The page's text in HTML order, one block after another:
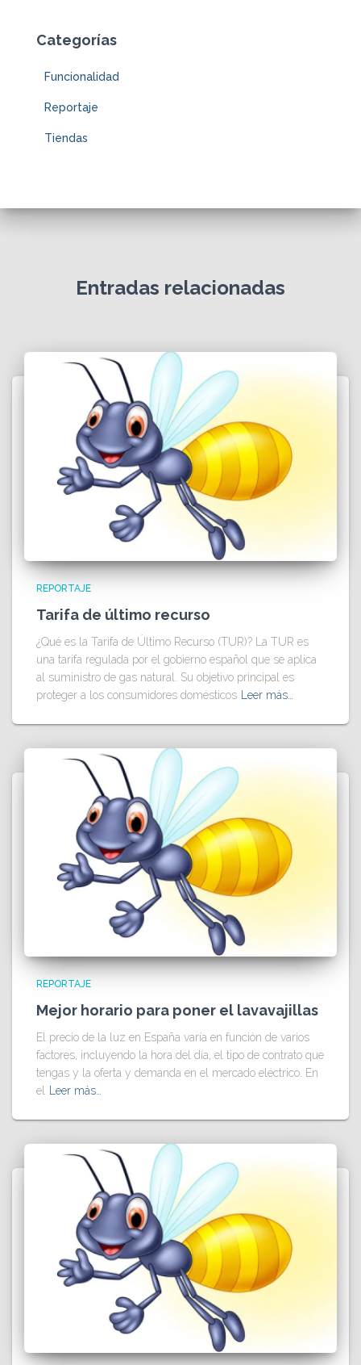
Categorías
Funcionalidad
Reportaje
Tiendas
Entradas relacionadas
REPORTAJE
Tarifa de último recurso
¿Qué es la Tarifa de Último Recurso (TUR)? La TUR es
una tarifa regulada por el gobierno español que se aplica
al suministro de gas natural. Su objetivo principal es
proteger a los consumidores domésticos
Leer más…
REPORTAJE
Mejor horario para poner el lavavajillas
El precio de la luz en España varía en función de varios
factores, incluyendo la hora del día, el tipo de contrato que
tengas y la oferta y demanda en el mercado eléctrico. En
el Leer más…